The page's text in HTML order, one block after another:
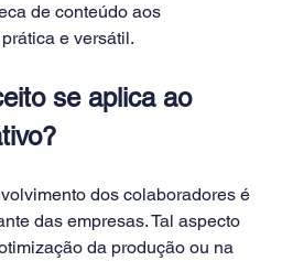
de conteúdo aos
e versátil.
se aplica ao
dos colaboradores é
das empresas. Tal aspecto
da produção ou na